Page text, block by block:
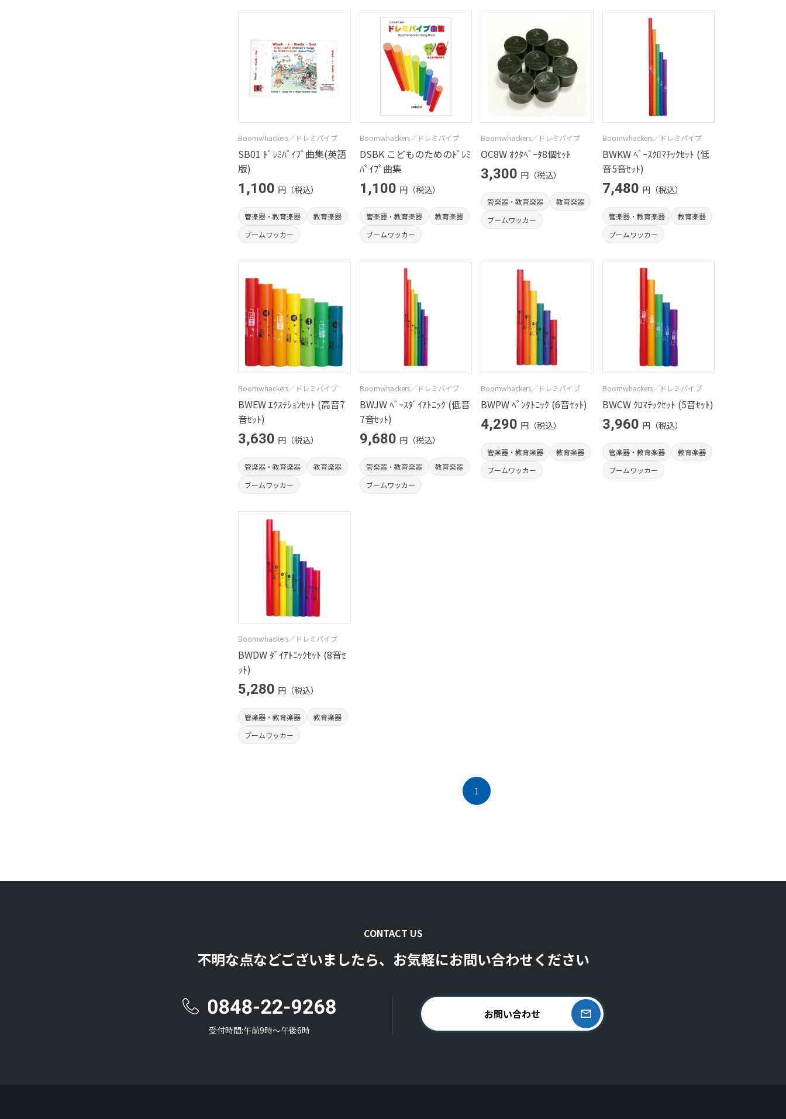
Boomwhackers／ドレミパイプ
SB01 ﾄﾞﾚﾐﾊﾟｲﾌﾟ曲集(英語
版)
1,100 円（税込）
管楽器・教育楽器
教育楽器
ブームワッカー
Boomwhackers／ドレミパイプ
DSBK こどものためのﾄﾞﾚﾐ
ﾊﾟｲﾌﾟ曲集
1,100 円（税込）
管楽器・教育楽器
教育楽器
ブームワッカー
Boomwhackers／ドレミパイプ
OC8W ｵｸﾀﾍﾞｰﾀ8個ｾｯﾄ
3,300 円（税込）
管楽器・教育楽器
教育楽器
ブームワッカー
Boomwhackers／ドレミパイプ
BWKW ﾍﾞｰｽｸﾛﾏﾁｯｸｾｯﾄ (低
音5音ｾｯﾄ)
7,480 円（税込）
管楽器・教育楽器
教育楽器
ブームワッカー
Boomwhackers／ドレミパイプ
BWEW ｴｸｽﾃｼｮﾝｾｯﾄ (高音7
音ｾｯﾄ)
3,630 円（税込）
管楽器・教育楽器
教育楽器
ブームワッカー
Boomwhackers／ドレミパイプ
BWJW ﾍﾞｰｽﾀﾞｲｱﾄﾆｯｸ (低音
7音ｾｯﾄ)
9,680 円（税込）
管楽器・教育楽器
教育楽器
ブームワッカー
Boomwhackers／ドレミパイプ
BWPW ﾍﾟﾝﾀﾄﾆｯｸ (6音ｾｯﾄ)
4,290 円（税込）
管楽器・教育楽器
教育楽器
ブームワッカー
Boomwhackers／ドレミパイプ
BWCW ｸﾛﾏﾁｯｸｾｯﾄ (5音ｾｯﾄ)
3,960 円（税込）
管楽器・教育楽器
教育楽器
ブームワッカー
Boomwhackers／ドレミパイプ
BWDW ﾀﾞｲｱﾄﾆｯｸｾｯﾄ (8音ｾ
ｯﾄ)
5,280 円（税込）
管楽器・教育楽器
教育楽器
ブームワッカー
1
CONTACT US
不明な点などございましたら、お気軽にお問い合わせください
受付時間:午前9時〜午後6時
お問い合わせ